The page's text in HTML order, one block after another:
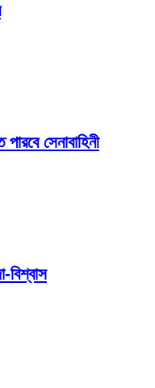
পারবে সেনাবাহিনী
বিশ্বাস